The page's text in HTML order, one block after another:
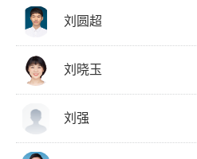
刘圆超
刘晓玉
刘强